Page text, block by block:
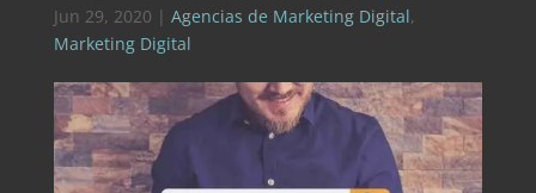
Jun 29, 2020 | Agencias de Marketing Digital,
Marketing Digital